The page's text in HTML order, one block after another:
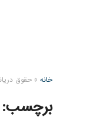
خانه »حقوق